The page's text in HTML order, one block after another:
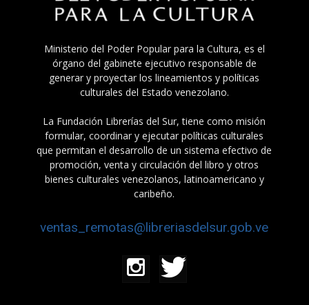
Ministerio del Poder Popular para la Cultura, es el
órgano del gabinete ejecutivo responsable de
generar y proyectar los lineamientos y políticas
culturales del Estado venezolano.
La Fundación Librerías del Sur, tiene como misión
formular, coordinar y ejecutar políticas culturales
que permitan el desarrollo de un sistema efectivo de
promoción, venta y circulación del libro y otros
bienes culturales venezolanos, latinoamericano y
caribeño.
ventas_remotas@libreriasdelsur.gob.ve